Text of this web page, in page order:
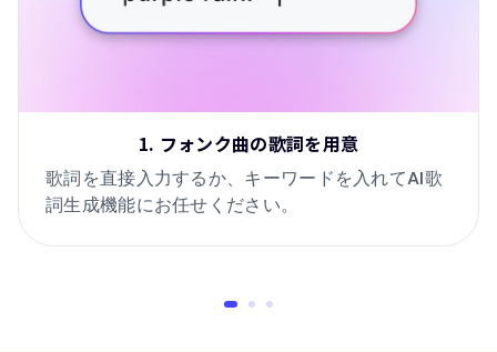
1. フォンク曲の歌詞を用意
歌詞を直接入力するか、キーワードを入れてAI歌
詞生成機能にお任せください。